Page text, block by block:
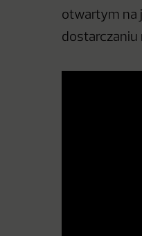
otwartym na
dostarczaniu